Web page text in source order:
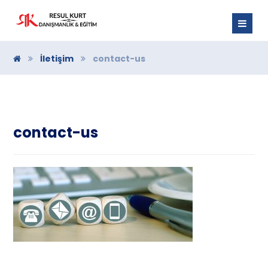
İletişim contact-us
contact-us